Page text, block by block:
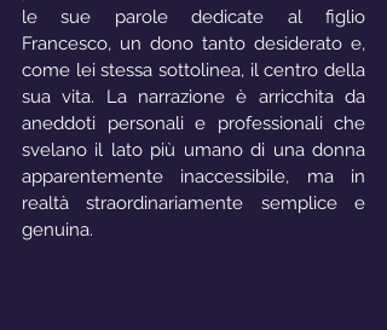
le sue parole dedicate al figlio
Francesco, un dono tanto desiderato e,
come lei stessa sottolinea, il centro della
sua vita. La narrazione è arricchita da
aneddoti personali e professionali che
svelano il lato più umano di una donna
apparentemente inaccessibile, ma in
realtà straordinariamente semplice e
genuina.